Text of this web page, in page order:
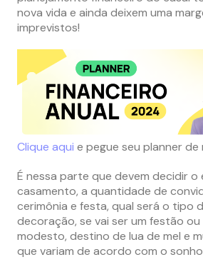
nova vida e ainda deixem uma
imprevistos!
Clique aqui e pegue seu planner
É nessa parte que devem decidir
casamento, a quantidade de
cerimônia e festa, qual será o tipo
decoração, se vai ser um festão ou
modesto, destino de lua de mel e
que variam de acordo com o